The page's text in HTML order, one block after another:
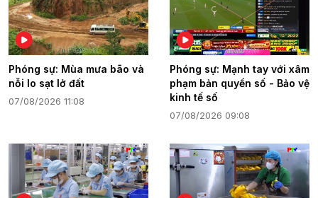
Phóng sự: Mùa mưa bão và
nỗi lo sạt lở đất
07/08/2026 11:08
Phóng sự: Mạnh tay với xâm
phạm bản quyền số - Bảo vệ
kinh tế số
07/08/2026 09:08